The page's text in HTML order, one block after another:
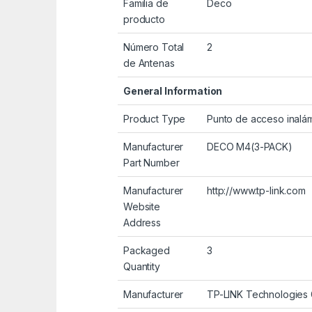
Familia de
producto
Deco
Número Total
de Antenas
2
General Information
Product Type Punto de acceso
Manufacturer
Part Number
DECO M4(3-PACK)
Manufacturer
Website
Address
http://www.tp-link.com
Packaged
Quantity
3
Manufacturer TP-LINK Technologies